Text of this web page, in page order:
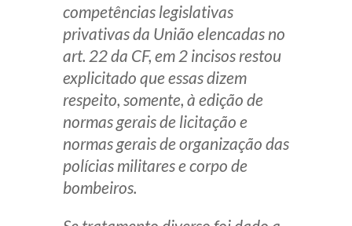
competências legislativas
privativas da União elencadas no
art. 22 da CF, em 2 incisos restou
explicitado que essas dizem
respeito, somente, à edição de
normas gerais de licitação e
normas gerais de organização das
polícias militares e corpo de
bombeiros.